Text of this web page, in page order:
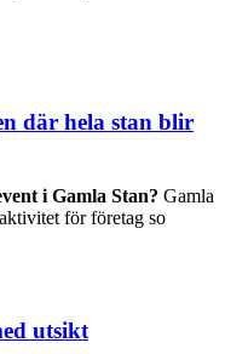
där hela stan blir
i Gamla Stan? Gamla
för företag so
utsikt